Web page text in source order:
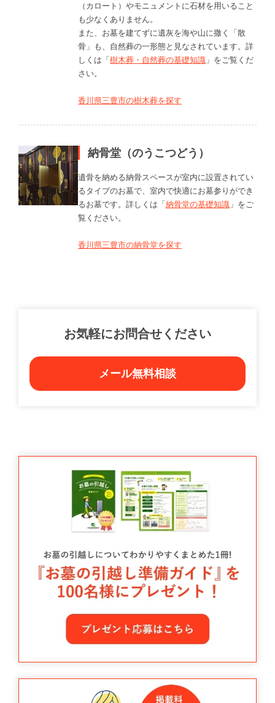
（カロート）やモニュメントに石材を用いること
も少なくありません。
また、お墓を建てずに遺灰を海や山に撒く「散
骨」も、自然葬の一形態と見なされています。詳
しくは「樹木葬・自然葬の基礎知識 」をご覧くだ
さい。
香川県三豊市の樹木葬を探す
納骨堂（のうこつどう）
遺骨を納める納骨スペースが室内に設置されてい
るタイプのお墓で、室内で快適にお墓参りができ
るお墓です。詳しくは「納骨堂の基礎知識 」をご
覧ください。
香川県三豊市の納骨堂を探す
お気軽にお問合せください
メール無料相談